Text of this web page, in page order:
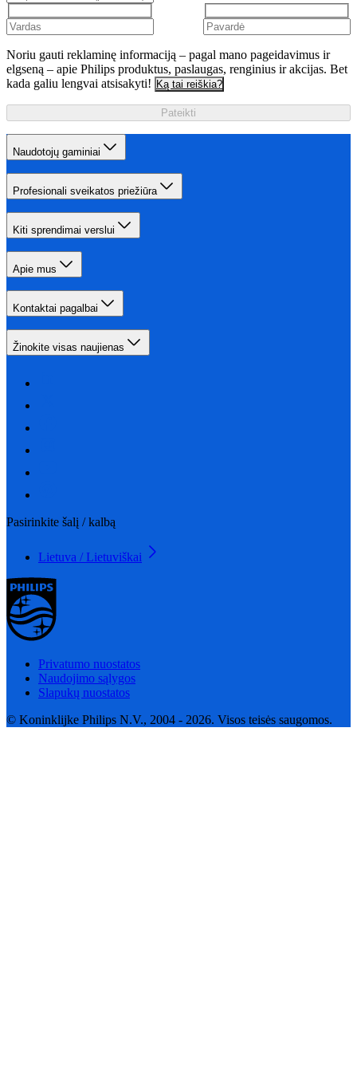
Noriu gauti reklaminę informaciją – pagal mano pageidavimus ir
elgseną – apie Philips produktus, paslaugas, renginius ir akcijas. Bet
kada galiu lengvai atsisakyti! Ką tai reiškia?
Pateikti
Naudotojų gaminiai
Profesionali sveikatos priežiūra
Kiti sprendimai verslui
Apie mus
Kontaktai pagalbai
Žinokite visas naujienas
Pasirinkite šalį / kalbą
Lietuva / Lietuviškai
Privatumo nuostatos
Naudojimo sąlygos
Slapukų nuostatos
© Koninklijke Philips N.V., 2004 - 2026. Visos teisės saugomos.